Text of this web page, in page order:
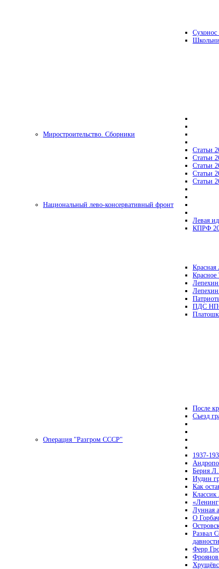
Миростроительство. Сборники
Статьи
Статьи
Статьи
Статьи
Статьи
Национальный лево-консервативный фронт
Левая
КПРФ
Красная
ПДС
После
Съезд
Операция "Разгром СССР"
1937-
Берия
Иудин
Как
Лунная
О
Развал
давности
Ферр